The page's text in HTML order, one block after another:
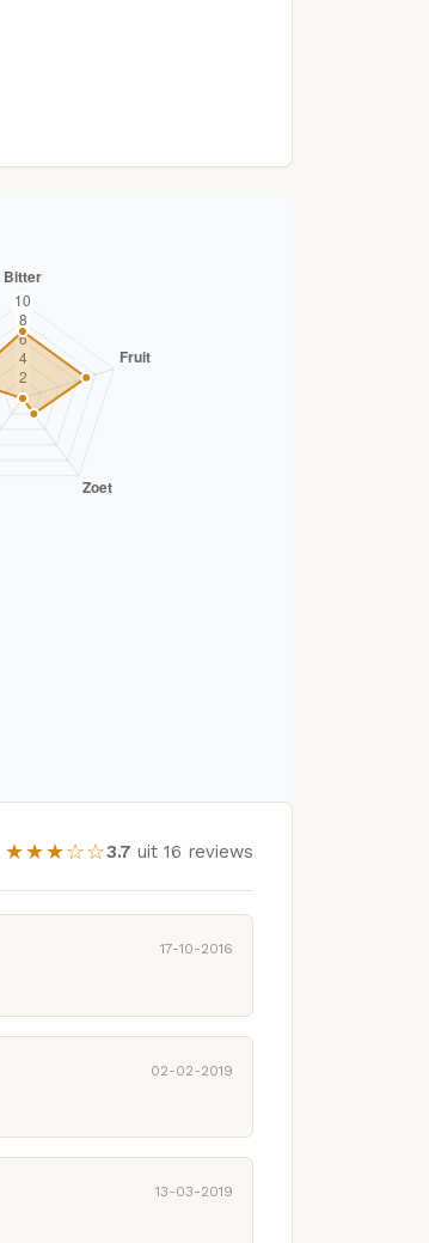
★★★☆☆3.7 uit 16 reviews
17-10-2016
02-02-2019
13-03-2019